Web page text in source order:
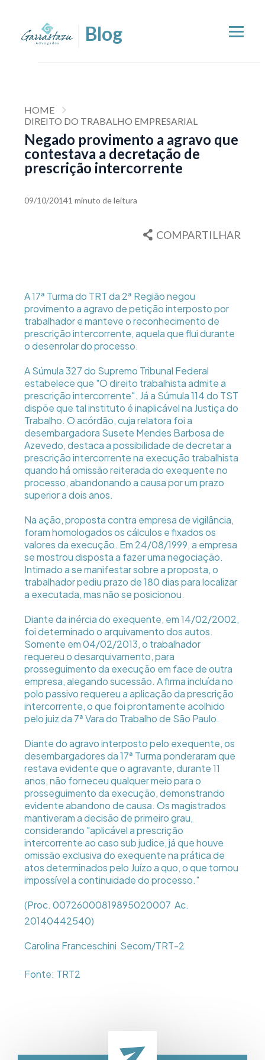
HOME
DIREITO DO TRABALHO EMPRESARIAL
Negado provimento a agravo que
contestava a decretação de
prescrição intercorrente
09/10/20141 minuto de leitura
COMPARTILHAR
A 17ª Turma do TRT da 2ª Região negou
provimento a agravo de petição interposto por
trabalhador e manteve o reconhecimento de
prescrição intercorrente, aquela que flui durante
o desenrolar do processo.
A Súmula 327 do Supremo Tribunal Federal
estabelece que "O direito trabalhista admite a
prescrição intercorrente". Já a Súmula 114 do TST
dispõe que tal instituto é inaplicável na Justiça do
Trabalho. O acórdão, cuja relatora foi a
desembargadora Susete Mendes Barbosa de
Azevedo, destaca a possibilidade de decretar a
prescrição intercorrente na execução trabalhista
quando há omissão reiterada do exequente no
processo, abandonando a causa por um prazo
superior a dois anos.
Na ação, proposta contra empresa de vigilância,
foram homologados os cálculos e fixados os
valores da execução. Em 24/08/1999, a empresa
se mostrou disposta a fazer uma negociação.
Intimado a se manifestar sobre a proposta, o
trabalhador pediu prazo de 180 dias para localizar
a executada, mas não se posicionou.
Diante da inércia do exequente, em 14/02/2002,
foi determinado o arquivamento dos autos.
Somente em 04/02/2013, o trabalhador
requereu o desarquivamento, para
prosseguimento da execução em face de outra
empresa, alegando sucessão. A firma incluída no
polo passivo requereu a aplicação da prescrição
intercorrente, o que foi prontamente acolhido
pelo juiz da 7ª Vara do Trabalho de São Paulo.
Diante do agravo interposto pelo exequente, os
desembargadores da 17ª Turma ponderaram que
restava evidente que o agravante, durante 11
anos, não forneceu qualquer meio para o
prosseguimento da execução, demonstrando
evidente abandono de causa. Os magistrados
mantiveram a decisão de primeiro grau,
considerando "aplicável a prescrição
intercorrente ao caso sub judice, já que houve
omissão exclusiva do exequente na prática de
atos determinados pelo Juízo a quo, o que tornou
impossível a continuidade do processo."
(Proc. 00726000819895020007  Ac.
20140442540)
Carolina Franceschini  Secom/TRT-2
Fonte: TRT2